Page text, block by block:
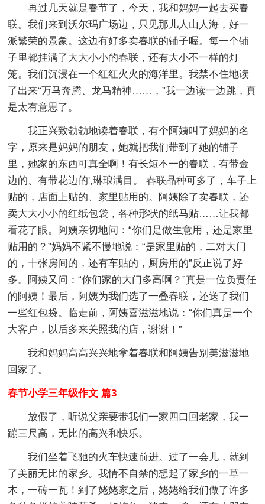
再过几天就是春节了，今天，我和妈妈一起去买春
联。我们来到沃尔玛广场边，只见那儿人山人海，好一
派繁荣的景象。这边有好多卖春联的铺子喔。每一个铺
子里都挂满了大大小小的春联，还有大小不一样的灯
笼。我们沉浸在一个红红火火的海洋里。我禁不住地读
了出来“万马奔腾、龙马精神……，”我一边读一边跳，真
是太有意思了。
我正兴致勃勃地读着春联，有个阿姨叫了妈妈的名
字，原来是妈妈的朋友，她就把我们带到了她的铺子
里，她家的东西可真全啊！有长短不一的春联，有带金
边的、有带花边的',琳琅满目。 春联品种可多了，车子上
贴的，店面上贴的、家里贴用的。阿姨除了卖春联，还
卖大大小小的红纸包袋，各种形状的纸马贴……让我都
看花了眼。阿姨亲切地问：“你们是做生意用，还是家里
贴用的？”妈妈不紧不慢地说：“是家里贴的，二对大门
的，十张房间的，还有车贴的，厨房用的”反正说了好
多。阿姨又问：“你们家的大门多高啊？”真是一位负责任
的阿姨！最后，阿姨为我们选了一叠春联，还送了我们
一些红包袋。临走前，阿姨喜滋滋地说：“你们真是一个
大客户，以后多来关照我的店，谢谢！”
我和妈妈高高兴兴地拿着春联和阿姨告别美滋滋地
回家了。
春节小学三年级作文 篇3
放假了，听说父亲要带我们一家四口回老家，我一
蹦三尺高，无比的高兴和快乐。
我们坐着飞驰的火车快速前进。过了一会儿，就到
了美丽无比的家乡。我情不自禁的想起了家乡的一草一
木，一砖一瓦！到了姥姥家之后，姥姥给我们做了许多